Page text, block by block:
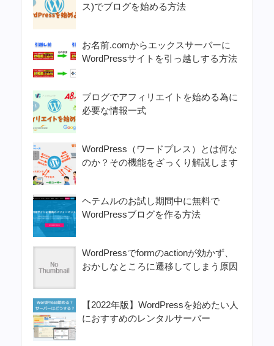
ス)でブログを始める方法
お名前.comからエックスサーバーに
WordPressサイトを引っ越しする方法
ブログでアフィリエイトを始める為に
必要な情報一式
WordPress（ワードプレス）とは何な
のか？その機能をざっくり解説します
ヘテムルのお試し期間中に無料で
WordPressブログを作る方法
WordPressでformのactionが効かず、
おかしなところに遷移してしまう原因
【2022年版】WordPressを始めたい人
におすすめのレンタルサーバー